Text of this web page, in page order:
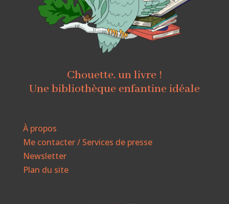
Chouette, un livre !
Une bibliothèque enfantine idéale
À propos
Me contacter / Services de presse
Newsletter
Plan du site